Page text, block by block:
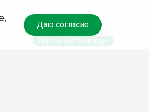
Даю согласие
Спроси библиотекаря